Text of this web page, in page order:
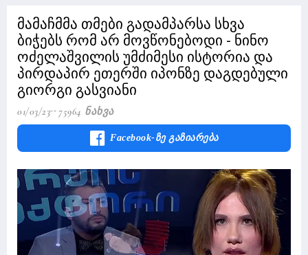
მამაჩმმა თმები გადამპარსა სხვა
ბიჭებს რომ არ მოვწონებოდი - ნინო
ოძელაშვილის უმძიმესი ისტორია და
პირდაპირ ეთერში იპონზე დაგდებული
გიორგი გასვიანი
01/03/23 75964 Ნახვა
Facebook-Ზე Გაზიარება